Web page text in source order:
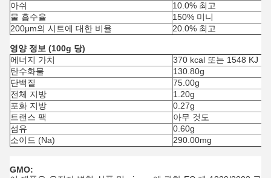
아쉬
10.0% 최고
물 흡수율
150% 미니
200μm의 시트에 대한 비율
20.0% 최고
영양 정보 (100g 당)
에너지 가치
370 kcal 또는 1548 KJ
탄수화물
130.80g
단백질
75.00g
전체 지방
1.20g
포화 지방
0.27g
트랜스 팩
아무 것도
섬유
0.60g
소이드 (Na)
290.00mg
GMO: